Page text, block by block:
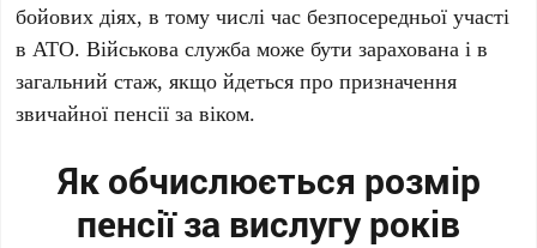
бойових діях, в тому числі час безпосередньої участі
в АТО. Військова служба може бути зарахована і в
загальний стаж, якщо йдеться про призначення
звичайної пенсії за віком.
Як обчислюється розмір
пенсії за вислугу років